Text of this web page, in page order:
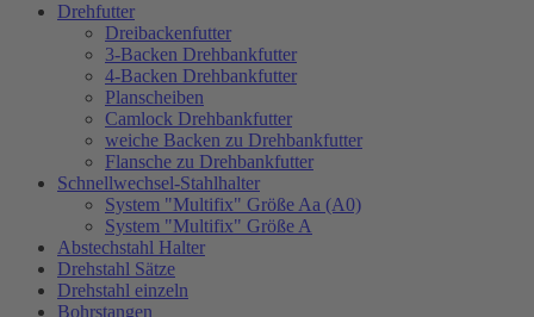
Drehfutter
Dreibackenfutter
3-Backen Drehbankfutter
4-Backen Drehbankfutter
Planscheiben
Camlock Drehbankfutter
weiche Backen zu Drehbankfutter
Flansche zu Drehbankfutter
Schnellwechsel-Stahlhalter
System "Multifix" Größe Aa (A0)
System "Multifix" Größe A
Abstechstahl Halter
Drehstahl Sätze
Drehstahl einzeln
Bohrstangen